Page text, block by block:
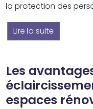
la protection des
Lire la suite
Les
espaces